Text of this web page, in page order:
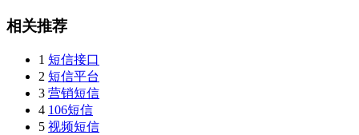
相关推荐
1 短信接口
2 短信平台
3 营销短信
4 106短信
5 视频短信